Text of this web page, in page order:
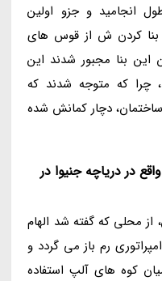
200 سال به طول انجامید و جزو اولین
بنا کردن ش از قوس های
این بنا مجبور شدند این
چرا که متوجه شدند که
ساختمان، دچار کمانش شده
در دریاچه جنیوا در
از محلی که گفته شد الهام
رم باز می گردد و
کوه های آلپ استفاده